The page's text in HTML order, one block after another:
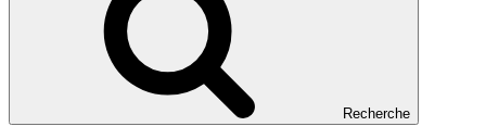
Recherche